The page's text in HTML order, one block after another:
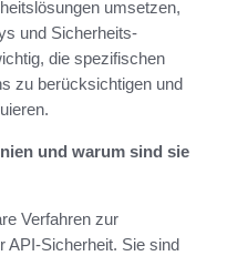
umsetzen,
und Sicherheits-
die spezifischen
zu berücksichtigen und
und warum sind sie
Verfahren zur
API-Sicherheit. Sie sind